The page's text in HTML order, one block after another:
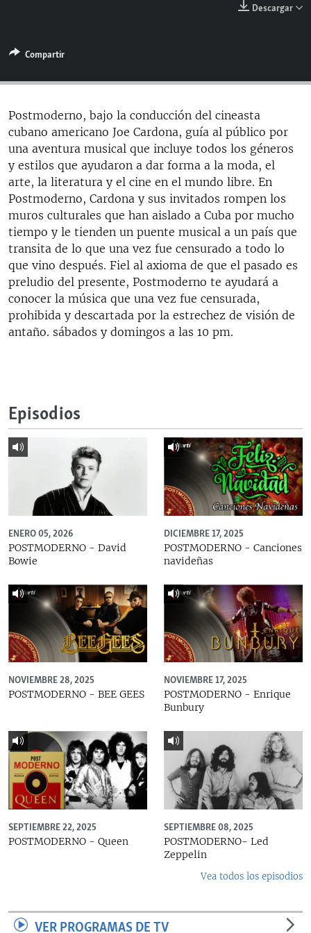
ESPECIALES
LA REALIDAD DE LA VIVIENDA EN CUBA
SER VIEJO EN CUBA
KENTU-CUBANO
LOS SANTOS DE HIALEAH
DESINFORMACIÓN RUSA EN AMÉRICA LATINA
LA INVASIÓN DE RUSIA A UCRANIA
MULTIMEDIA
EDITORIALES
Descargar
Compartir
Postmoderno, bajo la conducción del cineasta
cubano americano Joe Cardona, guía al público por
una aventura musical que incluye todos los géneros
y estilos que ayudaron a dar forma a la moda, el
arte, la literatura y el cine en el mundo libre. En
Postmoderno, Cardona y sus invitados rompen los
muros culturales que han aislado a Cuba por mucho
tiempo y le tienden un puente musical a un país que
transita de lo que una vez fue censurado a todo lo
que vino después. Fiel al axioma de que el pasado es
preludio del presente, Postmoderno te ayudará a
conocer la música que una vez fue censurada,
prohibida y descartada por la estrechez de visión de
antaño. sábados y domingos a las 10 pm.
Episodios
ENERO 05, 2026
POSTMODERNO - David
Bowie
DICIEMBRE 17, 2025
POSTMODERNO - Canciones
navideñas
NOVIEMBRE 28, 2025
POSTMODERNO - BEE GEES
NOVIEMBRE 17, 2025
POSTMODERNO - Enrique
Bunbury
SEPTIEMBRE 22, 2025
POSTMODERNO - Queen
SEPTIEMBRE 08, 2025
POSTMODERNO- Led
Zeppelin
Vea todos los episodios
VER PROGRAMAS DE TV